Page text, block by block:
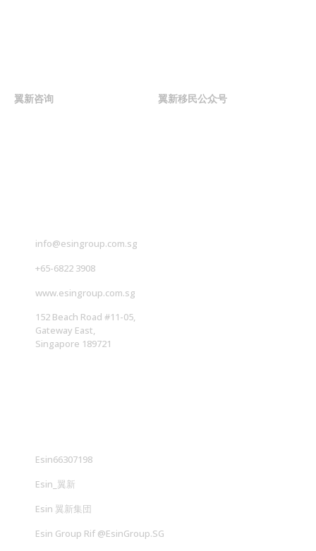
中
数
财
来
看
9
90
美
元
翼新咨询 翼新移民公众号
info@esingroup.com.sg
+65-6822 3908
www.esingroup.com.sg
152 Beach Road #11-05,
Gateway East,
Singapore 189721
Esin66307198
Esin_翼新
Esin 翼新集団
Esin Group Rif @EsinGroup.SG